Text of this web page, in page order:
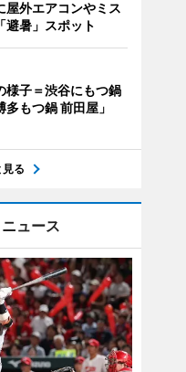
屋外エアコンやミス
避暑」スポット
様子＝渋谷にもつ鍋
多もつ鍋 前田屋」
見る
ュース